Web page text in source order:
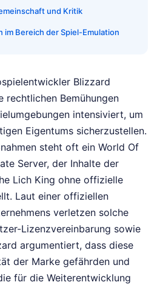
und Kritik
Bereich der Spiel-Emulation
Blizzard
rechtlichen Bemühungen
intensiviert, um
Eigentums sicherzustellen.
steht oft ein World Of
Server, der Inhalte der
Lich King ohne offizielle
Laut einer offiziellen
verletzen solche
Lizenzvereinbarung sowie
argumentiert, dass diese
der Marke gefährden und
für die Weiterentwicklung